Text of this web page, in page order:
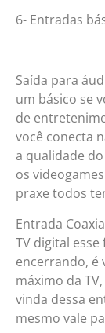
6- Entradas
Saída para
um básico se
de
você conecta
a qualidade
os
praxe todos
Entrada
TV digital
encerrando, é
máximo da
vinda dessa
mesmo vale